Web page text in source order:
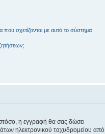
σχετίζονται με αυτό το σύστημα
η εγγραφή θα σας δώσει
ηλεκτρονικού ταχυδρομείου από